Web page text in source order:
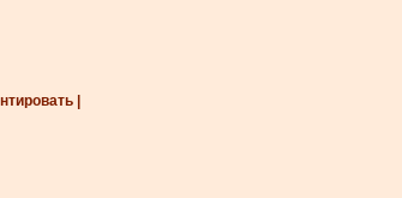
|